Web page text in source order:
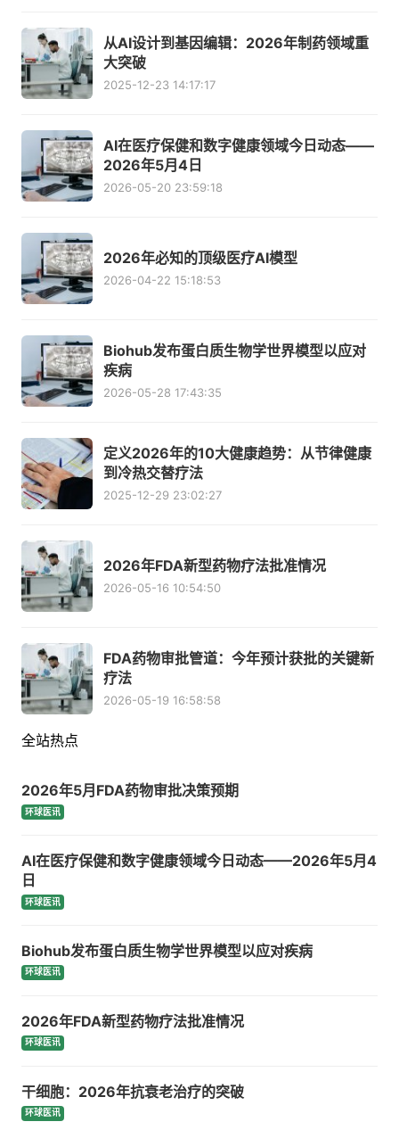
从AI设计到基因编辑：2026年制药领域重
大突破
2025-12-23 14:17:17
AI在医疗保健和数字健康领域今日动态——
2026年5月4日
2026-05-20 23:59:18
2026年必知的顶级医疗AI模型
2026-04-22 15:18:53
Biohub发布蛋白质生物学世界模型以应对
疾病
2026-05-28 17:43:35
定义2026年的10大健康趋势：从节律健康
到冷热交替疗法
2025-12-29 23:02:27
2026年FDA新型药物疗法批准情况
2026-05-16 10:54:50
FDA药物审批管道：今年预计获批的关键新
疗法
2026-05-19 16:58:58
全站热点
2026年5月FDA药物审批决策预期
环球医讯
AI在医疗保健和数字健康领域今日动态——2026年5月4
日
环球医讯
Biohub发布蛋白质生物学世界模型以应对疾病
环球医讯
2026年FDA新型药物疗法批准情况
环球医讯
干细胞：2026年抗衰老治疗的突破
环球医讯